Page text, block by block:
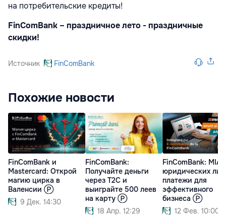
на потребительские кредиты!
FinComBank – праздничное лето - праздничные
скидки!
Источник FinComBank
Похожие новости
FinComBank и
Mastercard: Открой
магию цирка в
Валенсии Ⓟ
9 Дек. 14:30
FinComBank:
Получайте деньги
через T2C и
выиграйте 500 леев
на карту Ⓟ
18 Апр. 12:29
FinComBank: MIA
юридических
платежи для
эффективного
бизнеса Ⓟ
12 Фев. 10:00